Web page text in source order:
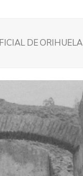
DE ORIHUELA